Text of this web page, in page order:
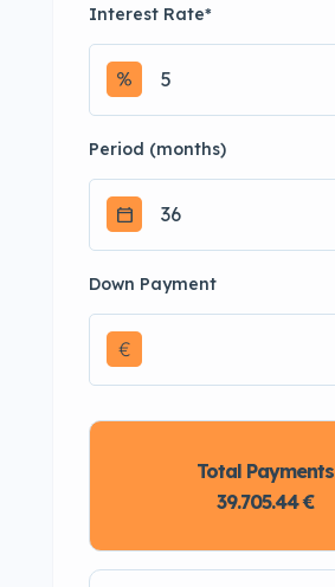
Interest Rate*
Period (months)
Down Payment
€
Total Payments
39.705.44 €